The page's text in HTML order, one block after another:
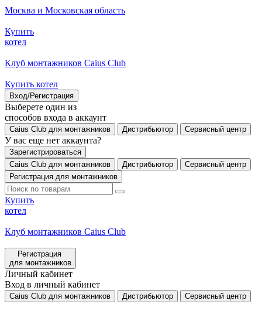
Москва и Московская область
Купить
котел
Клуб монтажников Caius Club
Купить котел
Вход/Регистрация
Выберете один из
способов входа в аккаунт
Caius Club для монтажников Дистрибьютор Сервисный центр
У вас еще нет аккаунта?
Зарегистрироваться
Caius Club для монтажников
Дистрибьютор
Сервисный центр
Регистрация для монтажников
Купить
котел
Клуб монтажников Caius Club
Регистрация
для монтажников
Личный кабинет
Вход в личный кабинет
Caius Club для монтажников Дистрибьютор Сервисный центр